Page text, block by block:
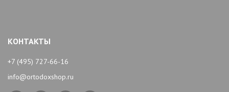
КОНТАКТЫ
+7 (495) 727-66-16
info@ortodoxshop.ru